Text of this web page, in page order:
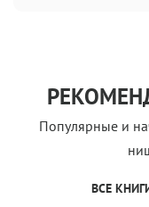
Популярные и
ВСЕ